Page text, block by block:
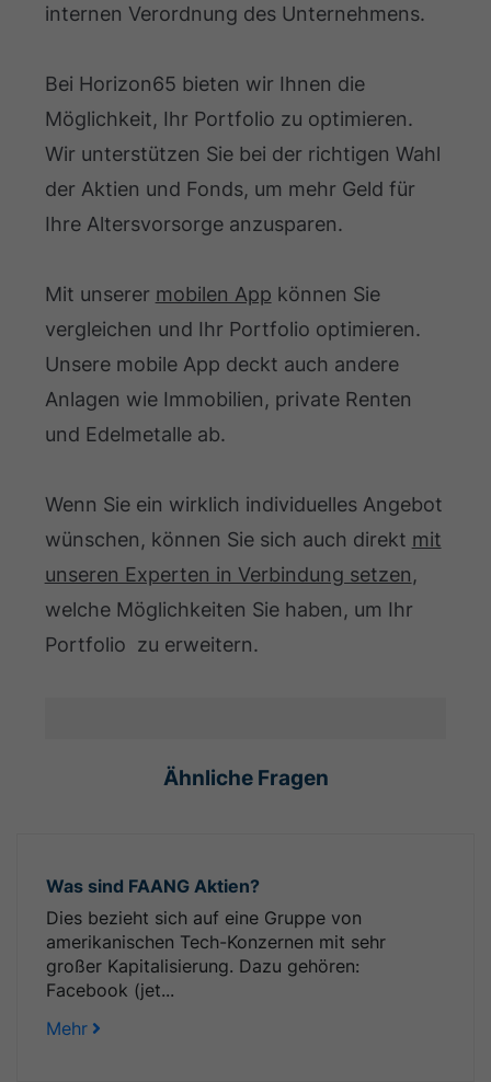
internen Verordnung des Unternehmens.
Bei Horizon65 bieten wir Ihnen die
Möglichkeit, Ihr Portfolio zu optimieren.
Wir unterstützen Sie bei der richtigen Wahl
der Aktien und Fonds, um mehr Geld für
Ihre Altersvorsorge anzusparen.
Mit unserer mobilen App können Sie
vergleichen und Ihr Portfolio optimieren.
Unsere mobile App deckt auch andere
Anlagen wie Immobilien, private Renten
und Edelmetalle ab.
Wenn Sie ein wirklich individuelles Angebot
wünschen, können Sie sich auch direkt mit
unseren Experten in Verbindung setzen,
welche Möglichkeiten Sie haben, um Ihr
Portfolio zu erweitern.
Ähnliche Fragen
Was sind FAANG Aktien?
Dies bezieht sich auf eine Gruppe von
amerikanischen Tech-Konzernen mit sehr
großer Kapitalisierung. Dazu gehören:
Facebook (jet...
Mehr